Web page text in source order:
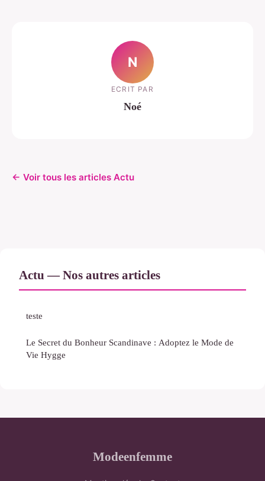
N
ECRIT PAR
Noé
← Voir tous les articles Actu
Actu — Nos autres articles
teste
Le Secret du Bonheur Scandinave : Adoptez le Mode de
Vie Hygge
Modeenfemme